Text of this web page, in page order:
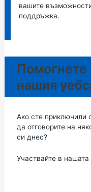
вашите
поддръжка.
Помогнете
нашия
Ако сте приключили
да отговорите на
си днес?
Участвайте в нашата